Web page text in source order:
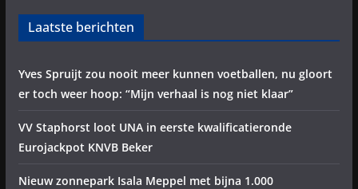
Laatste berichten
Yves Spruijt zou nooit meer kunnen voetballen, nu gloort
er toch weer hoop: “Mijn verhaal is nog niet klaar”
VV Staphorst loot UNA in eerste kwalificatieronde
Eurojackpot KNVB Beker
Nieuw zonnepark Isala Meppel met bijna 1.000